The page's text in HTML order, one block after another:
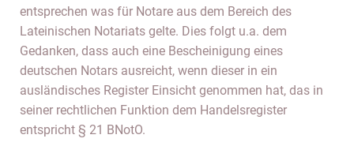
entsprechen was für Notare aus dem Bereich des
Lateinischen Notariats gelte. Dies folgt u.a. dem
Gedanken, dass auch eine Bescheinigung eines
deutschen Notars ausreicht, wenn dieser in ein
ausländisches Register Einsicht genommen hat, das in
seiner rechtlichen Funktion dem Handelsregister
entspricht § 21 BNotO.